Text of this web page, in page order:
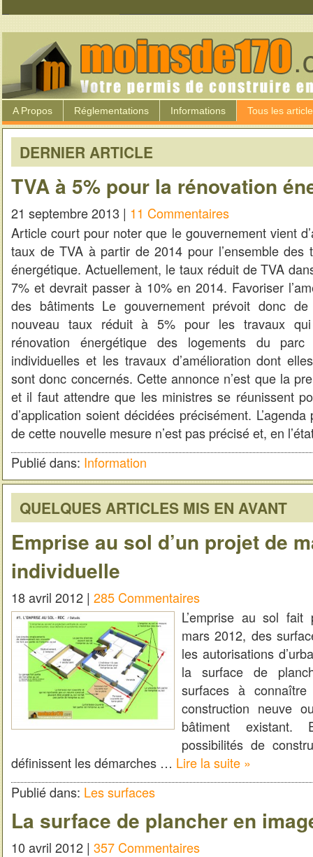
A Propos Réglementations Informations Tous les
DERNIER ARTICLE
TVA à 5% pour la rénovation
21 septembre 2013 | 11 Commentaires
Article court pour noter que le gouvernement vient
taux de TVA à partir de 2014 pour l’ensemble des
énergétique. Actuellement, le taux réduit de TVA
7% et devrait passer à 10% en 2014. Favoriser
des bâtiments Le gouvernement prévoit donc
nouveau taux réduit à 5% pour les travaux
rénovation énergétique des logements du
individuelles et les travaux d’amélioration dont
sont donc concernés. Cette annonce n’est que la
et il faut attendre que les ministres se réunissent
d’application soient décidées précisément.
de cette nouvelle mesure n’est pas précisé et, en
Publié dans: Information
QUELQUES ARTICLES MIS EN AVANT
Emprise au sol d’un projet de
individuelle
18 avril 2012 | 285 Commentaires
L’emprise au sol
mars 2012, des
les autorisations
la surface de
surfaces à
construction neuve
bâtiment existant.
possibilités de
définissent les démarches … Lire la suite »
Publié dans: Les surfaces
La surface de plancher en
10 avril 2012 | 357 Commentaires